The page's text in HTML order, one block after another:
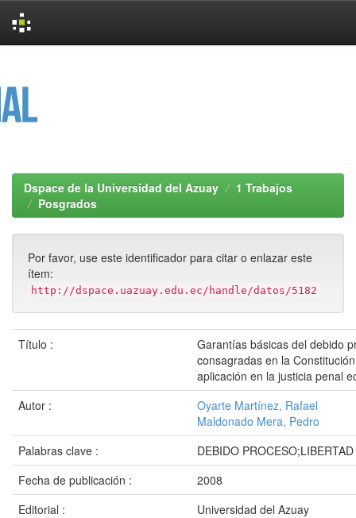
Dspace de la Universidad del Azuay
1 Trabajos
Posgrados
Por favor, use este identificador para citar o enlazar este
ítem:
http://dspace.uazuay.edu.ec/handle/datos/5182
Título :
Garantías básicas del debido
consagradas en la
aplicación en la justicia penal
Autor :
Oyarte Martínez, Rafael
Maldonado Mera, Pedro
Palabras clave :
DEBIDO
Fecha de publicación :
2008
Editorial :
Universidad del Azuay